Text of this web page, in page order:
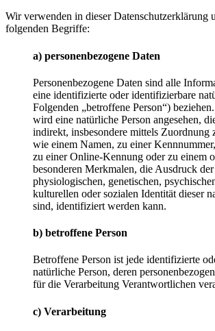
Wir verwenden in dieser Datenschutzerklärung
folgenden Begriffe:
a) personenbezogene Daten
Personenbezogene Daten sind alle
eine identifizierte oder identifizierbare
Folgenden „betroffene Person“)
wird eine natürliche Person angesehen,
indirekt, insbesondere mittels Zuordnung
wie einem Namen, zu einer
zu einer Online-Kennung oder zu einem
besonderen Merkmalen, die Ausdruck
physiologischen, genetischen,
kulturellen oder sozialen Identität dieser
sind, identifiziert werden kann.
b) betroffene Person
Betroffene Person ist jede identifizierte
natürliche Person, deren
für die Verarbeitung Verantwortlichen
c) Verarbeitung